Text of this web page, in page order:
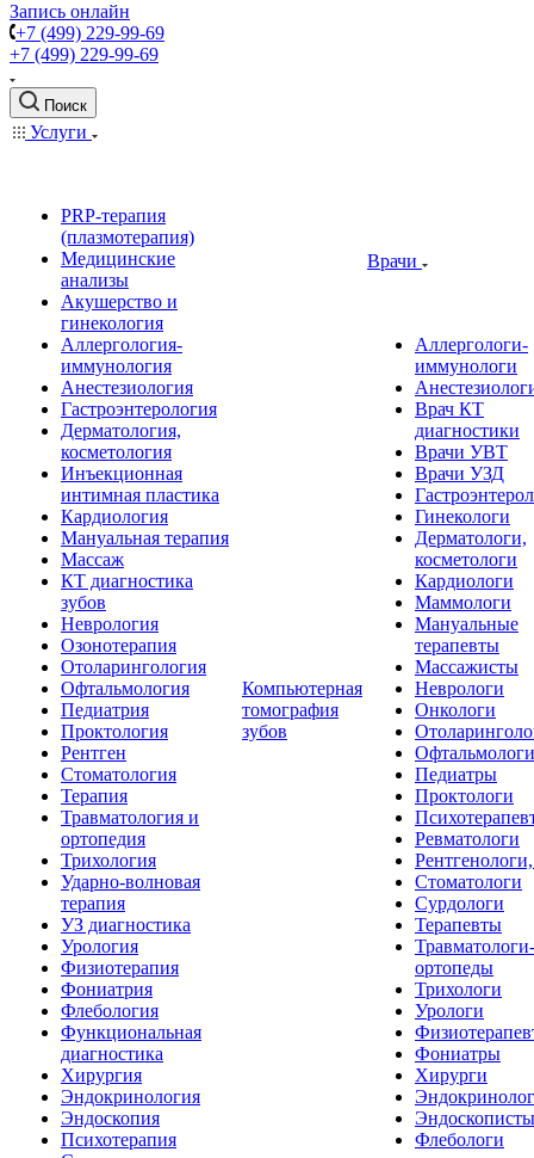
Запись онлайн
+7 (499) 229-99-69
+7 (499) 229-99-69
Поиск
Услуги
PRP-терапия
(плазмотерапия)
Медицинские
анализы
Акушерство и
гинекология
Аллергология-
иммунология
Анестезиология
Гастроэнтерология
Дерматология,
косметология
Инъекционная
интимная пластика
Кардиология
Мануальная терапия
Массаж
КТ диагностика
зубов
Неврология
Озонотерапия
Отоларингология
Офтальмология
Педиатрия
Проктология
Рентген
Стоматология
Терапия
Травматология и
ортопедия
Трихология
Ударно-волновая
терапия
УЗ диагностика
Урология
Физиотерапия
Фониатрия
Флебология
Функциональная
диагностика
Хирургия
Эндокринология
Эндоскопия
Психотерапия
Компьютерная
томография
зубов
Врачи
Аллергологи-
иммунологи
Врач КТ
диагностики
Врачи УВТ
Врачи УЗД
Гинекологи
Дерматологи,
косметологи
Кардиологи
Маммологи
Мануальные
терапевты
Массажисты
Неврологи
Онкологи
Офтальмологи
Педиатры
Проктологи
Ревматологи
Стоматологи
Сурдологи
Терапевты
Травматологи-
ортопеды
Трихологи
Урологи
Фониатры
Хирурги
Эндоскописты
Флебологи